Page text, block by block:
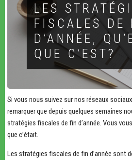
LES
FISCALES DE
D’ANNÉE,
QUE C’EST?
Si vous nous suivez sur nos réseaux
remarquer que depuis quelques semaines
stratégies fiscales de fin d’année. Vous
que c’était.
Les stratégies fiscales de fin d’année sont